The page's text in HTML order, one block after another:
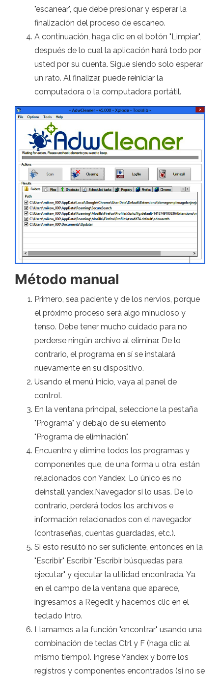
"escanear", que debe presionar y esperar la
finalización del proceso de escaneo.
A continuación, haga clic en el botón "Limpiar",
después de lo cual la aplicación hará todo por
usted por su cuenta. Sigue siendo solo esperar
un rato. Al finalizar, puede reiniciar la
computadora o la computadora portátil.
Método manual
Primero, sea paciente y de los nervios, porque
el próximo proceso será algo minucioso y
tenso. Debe tener mucho cuidado para no
perderse ningún archivo al eliminar. De lo
contrario, el programa en sí se instalará
nuevamente en su dispositivo.
Usando el menú Inicio, vaya al panel de
control.
En la ventana principal, seleccione la pestaña
"Programa" y debajo de su elemento
"Programa de eliminación".
Encuentre y elimine todos los programas y
componentes que, de una forma u otra, están
relacionados con Yandex. Lo único es no
deinstall yandex.Navegador si lo usas. De lo
contrario, perderá todos los archivos e
información relacionados con el navegador
(contraseñas, cuentas guardadas, etc.).
Si esto resultó no ser suficiente, entonces en la
"Escribir" Escribir "Escribir búsquedas para
ejecutar" y ejecutar la utilidad encontrada. Ya
en el campo de la ventana que aparece,
ingresamos a Regedit y hacemos clic en el
teclado Intro.
Llamamos a la función "encontrar" usando una
combinación de teclas Ctrl y F (haga clic al
mismo tiempo). Ingrese Yandex y borre los
registros y componentes encontrados (si no se